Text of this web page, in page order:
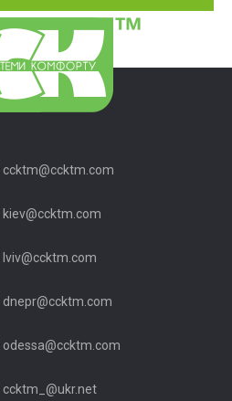
ccktm@ccktm.com
kiev@ccktm.com
lviv@ccktm.com
dnepr@ccktm.com
odessa@ccktm.com
ccktm_@ukr.net